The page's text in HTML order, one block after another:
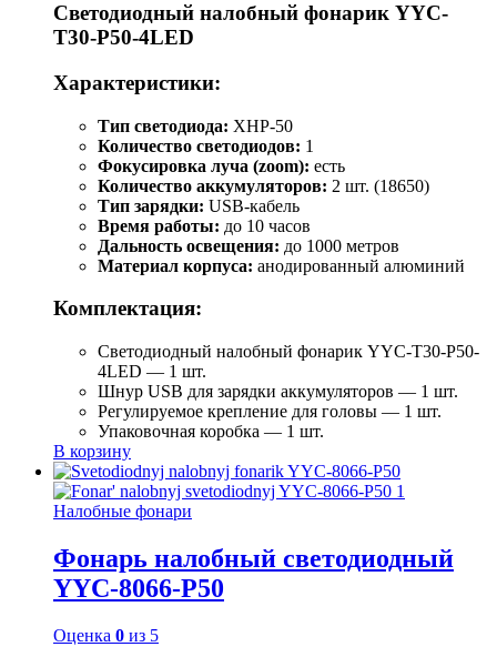
Светодиодный налобный фонарик YYC-
T30-P50-4LED
Характеристики:
Тип светодиода: XHP-50
Количество светодиодов: 1
Фокусировка луча (zoom): есть
Количество аккумуляторов: 2 шт. (18650)
Тип зарядки: USB-кабель
Время работы: до 10 часов
Дальность освещения: до 1000 метров
Материал корпуса: анодированный алюминий
Комплектация:
Светодиодный налобный фонарик YYC-T30-P50-
4LED — 1 шт.
Шнур USB для зарядки аккумуляторов — 1 шт.
Регулируемое крепление для головы — 1 шт.
Упаковочная коробка — 1 шт.
В корзину
Налобные фонари
Фонарь налобный светодиодный
YYC-8066-P50
Оценка 0 из 5